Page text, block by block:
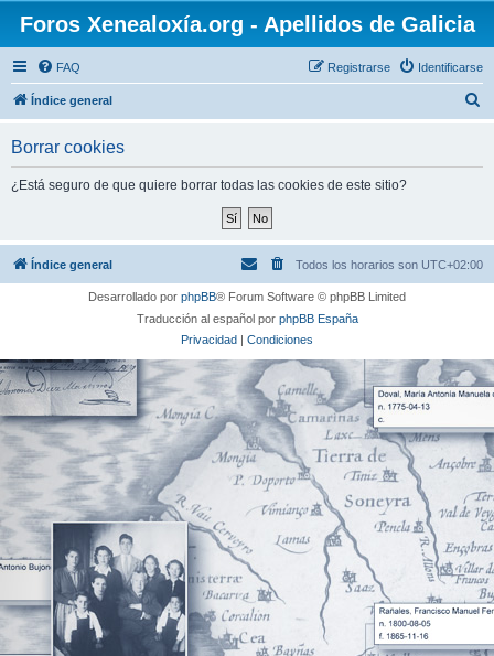
Foros Xenealoxía.org - Apellidos de Galicia
FAQ Identificarse
Registrarse
Índice general
Borrar cookies
¿Está seguro de que quiere borrar todas las cookies de este sitio?
Índice general Todos los horarios son UTC+02:00
Desarrollado por phpBB® Forum Software © phpBB Limited
Traducción al español por phpBB España
Privacidad | Condiciones